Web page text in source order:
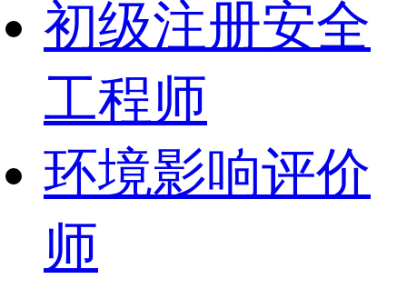
初级注册安全
工程师
环境影响评价
师